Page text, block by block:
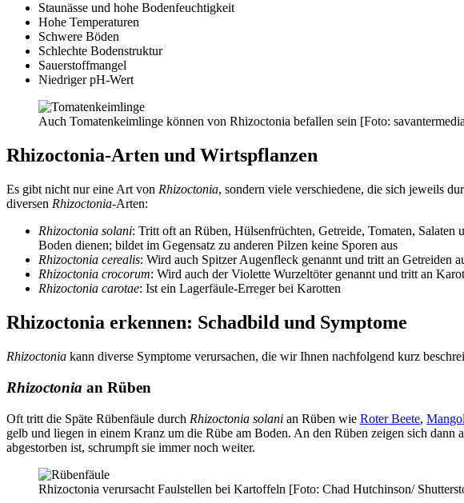
Staunässe und hohe Bodenfeuchtigkeit
Hohe Temperaturen
Schwere Böden
Schlechte Bodenstruktur
Sauerstoffmangel
Niedriger pH-Wert
Auch Tomatenkeimlinge können von Rhizoctonia befallen sein [Foto:
Rhizoctonia-Arten und Wirtspflanzen
Es gibt nicht nur eine Art von Rhizoctonia, sondern viele verschiedene, die sich jeweils
diversen Rhizoctonia-Arten:
Rhizoctonia solani: Tritt oft an Rüben, Hülsenfrüchten, Getreide, Tomaten,
Boden dienen; bildet im Gegensatz zu anderen Pilzen keine Sporen aus
Rhizoctonia cerealis: Wird auch Spitzer Augenfleck genannt und tritt an Getreiden
Rhizoctonia crocorum: Wird auch der Violette Wurzeltöter genannt und tritt an
Rhizoctonia carotae: Ist ein Lagerfäule-Erreger bei Karotten
Rhizoctonia erkennen: Schadbild und Symptome
Rhizoctonia kann diverse Symptome verursachen, die wir Ihnen nachfolgend kurz
Rhizoctonia an Rüben
Oft tritt die Späte Rübenfäule durch Rhizoctonia solani an Rüben wie Roter Beete,
gelb und liegen in einem Kranz um die Rübe am Boden. An den Rüben zeigen sich
abgestorben ist, schrumpft sie immer noch weiter.
Rhizoctonia verursacht Faulstellen bei Kartoffeln [Foto: Chad Hutchinson/